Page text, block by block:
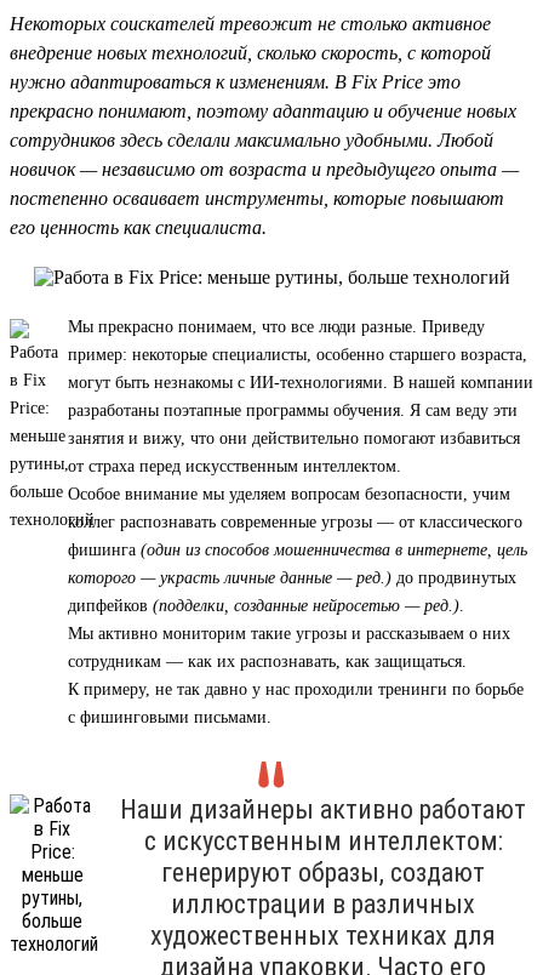
Некоторых соискателей тревожит не столько активное
внедрение новых технологий, сколько скорость, с которой
нужно адаптироваться к изменениям. В Fix Price это
прекрасно понимают, поэтому адаптацию и обучение новых
сотрудников здесь сделали максимально удобными. Любой
новичок — независимо от возраста и предыдущего опыта —
постепенно осваивает инструменты, которые повышают
его ценность как специалиста.
Мы прекрасно понимаем, что все люди разные. Приведу
пример: некоторые специалисты, особенно старшего возраста,
могут быть незнакомы с ИИ-технологиями. В нашей компании
разработаны поэтапные программы обучения. Я сам веду эти
занятия и вижу, что они действительно помогают избавиться
от страха перед искусственным интеллектом.
Особое внимание мы уделяем вопросам безопасности, учим
коллег распознавать современные угрозы — от классического
фишинга (один из способов мошенничества в интернете, цель
которого — украсть личные данные — ред.) до продвинутых
дипфейков (подделки, созданные нейросетью — ред.)
Мы активно мониторим такие угрозы и рассказываем о них
сотрудникам — как их распознавать, как защищаться.
К примеру, не так давно у нас проходили тренинги по борьбе
с фишинговыми письмами.
Наши дизайнеры активно работают
с искусственным интеллектом:
генерируют образы, создают
иллюстрации в различных
художественных техниках для
дизайна упаковки. Часто его